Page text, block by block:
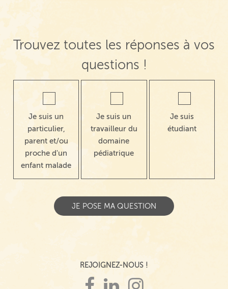
Trouvez toutes les réponses à vos
questions !
Je suis un
particulier,
parent et/ou
proche d'un
enfant malade
Je suis un
travailleur du
domaine
pédiatrique
Je suis
étudiant
REJOIGNEZ-NOUS !